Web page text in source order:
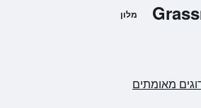
מלון